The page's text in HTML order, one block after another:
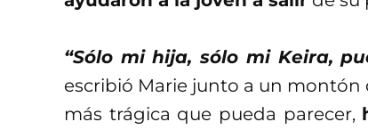
“Sólo mi hija, sólo mi Keira,
escribió Marie junto a un
más trágica que pueda parecer,